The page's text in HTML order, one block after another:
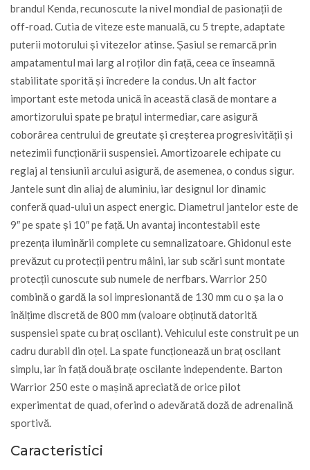
brandul Kenda, recunoscute la nivel mondial de pasionații de
off-road. Cutia de viteze este manuală, cu 5 trepte, adaptate
puterii motorului și vitezelor atinse. Șasiul se remarcă prin
ampatamentul mai larg al roților din față, ceea ce înseamnă
stabilitate sporită și încredere la condus. Un alt factor
important este metoda unică în această clasă de montare a
amortizorului spate pe brațul intermediar, care asigură
coborârea centrului de greutate și creșterea progresivității și
netezimii funcționării suspensiei. Amortizoarele echipate cu
reglaj al tensiunii arcului asigură, de asemenea, o condus sigur.
Jantele sunt din aliaj de aluminiu, iar designul lor dinamic
conferă quad-ului un aspect energic. Diametrul jantelor este de
9″ pe spate și 10″ pe față. Un avantaj incontestabil este
prezența iluminării complete cu semnalizatoare. Ghidonul este
prevăzut cu protecții pentru mâini, iar sub scări sunt montate
protecții cunoscute sub numele de nerfbars. Warrior 250
combină o gardă la sol impresionantă de 130 mm cu o șa la o
înălțime discretă de 800 mm (valoare obținută datorită
suspensiei spate cu braț oscilant). Vehiculul este construit pe un
cadru durabil din oțel. La spate funcționează un braț oscilant
simplu, iar în față două brațe oscilante independente. Barton
Warrior 250 este o mașină apreciată de orice pilot
experimentat de quad, oferind o adevărată doză de adrenalină
sportivă.
Caracteristici